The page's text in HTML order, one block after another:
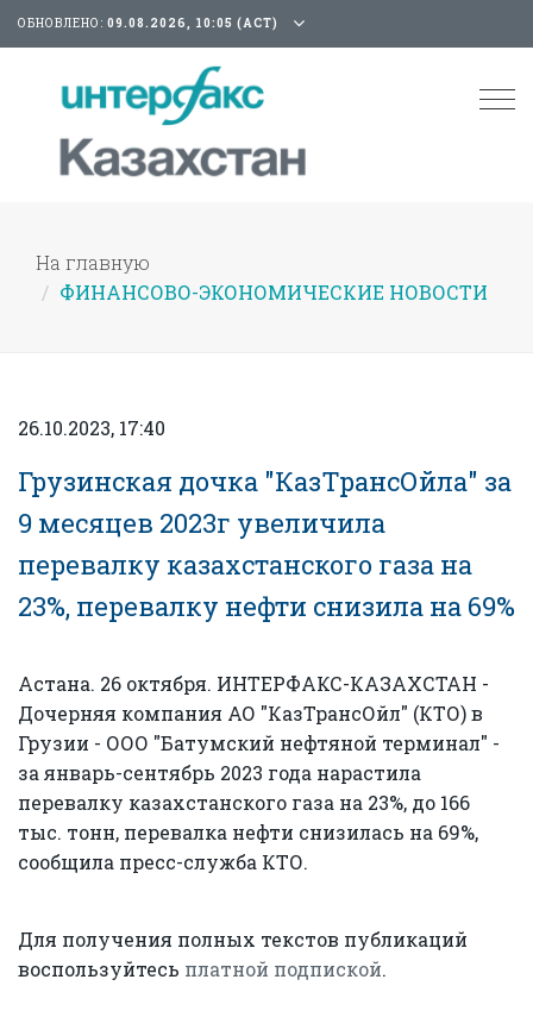
ОБНОВЛЕНО: 09.08.2026, 10:05 (АСТ)
На главную
ФИНАНСОВО-ЭКОНОМИЧЕСКИЕ НОВОСТИ
26.10.2023, 17:40
Грузинская дочка "КазТрансОйла" за
9 месяцев 2023г увеличила
перевалку казахстанского газа на
23%, перевалку нефти снизила на 69%
Астана. 26 октября. ИНТЕРФАКС-КАЗАХСТАН -
Дочерняя компания АО "КазТрансОйл" (КТО) в
Грузии - ООО "Батумский нефтяной терминал" -
за январь-сентябрь 2023 года нарастила
перевалку казахстанского газа на 23%, до 166
тыс. тонн, перевалка нефти снизилась на 69%,
сообщила пресс-служба КТО.
Для получения полных текстов публикаций
воспользуйтесь платной подпиской.